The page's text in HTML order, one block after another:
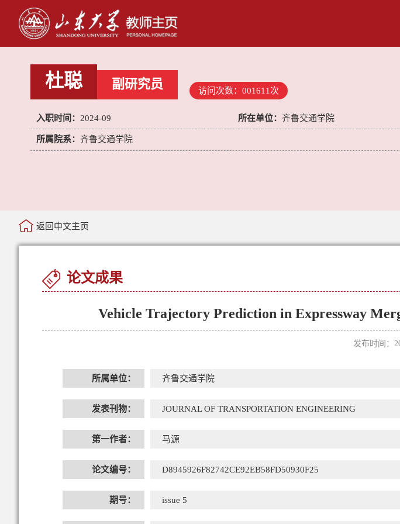
杜聪 副研究员 访问次数： 001611 次
入职时间： 2024-09 所在单位： 齐鲁交通学院
所属院系： 齐鲁交通学院
返回中文主页
论文成果
Vehicle Trajectory Prediction in Expressway
发布时间：
所属单位： 齐鲁交通学院
发表刊物： JOURNAL OF TRANSPORTATION ENGINEERING
第一作者： 马源
论文编号： D8945926F82742CE92EB58FD50930F25
期号： issue 5